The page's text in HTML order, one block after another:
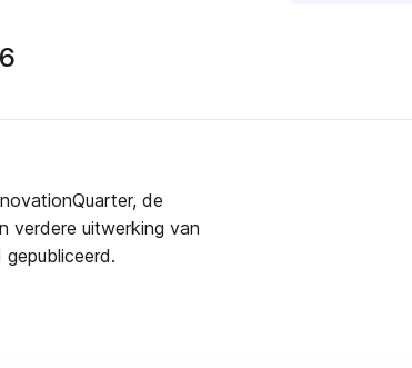
de
verdere uitwerking van